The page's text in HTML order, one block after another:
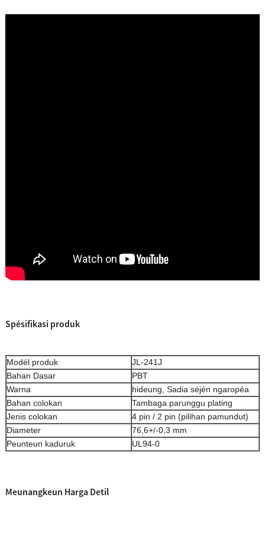
Spésifikasi produk
Modél produk
JL-241J
Bahan Dasar
PBT
Warna
hideung, Sadia séjén ngaropéa
Bahan colokan
Tambaga parunggu plating
Jenis colokan
4 pin / 2 pin (pilihan pamundut)
Diameter
76,6+/-0,3 mm
Peunteun kaduruk
UL94-0
Meunangkeun Harga Detil